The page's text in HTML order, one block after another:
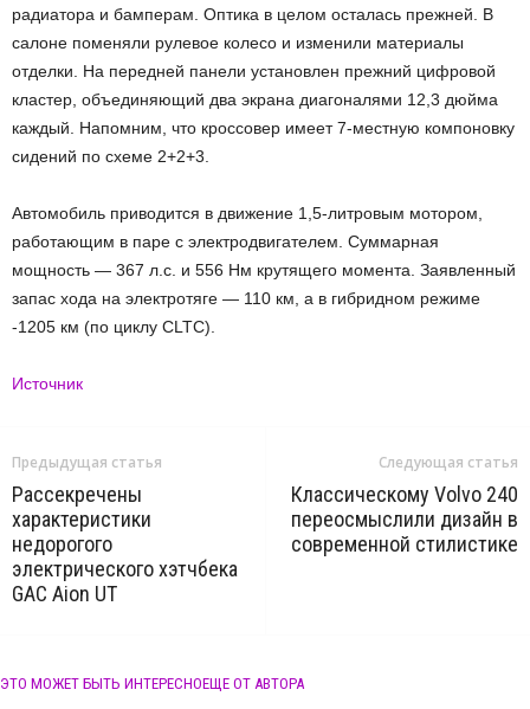
радиатора и бамперам. Оптика в целом осталась прежней. В
салоне поменяли рулевое колесо и изменили материалы
отделки. На передней панели установлен прежний цифровой
кластер, объединяющий два экрана диагоналями 12,3 дюйма
каждый. Напомним, что кроссовер имеет 7-местную компоновку
сидений по схеме 2+2+3.
Автомобиль приводится в движение 1,5-литровым мотором,
работающим в паре с электродвигателем. Суммарная
мощность — 367 л.с. и 556 Нм крутящего момента. Заявленный
запас хода на электротяге — 110 км, а в гибридном режиме
-1205 км (по циклу CLTC).
Источник
Предыдущая статья
Рассекречены
характеристики
недорогого
электрического хэтчбека
GAC Aion UT
Следующая статья
Классическому Volvo 240
переосмыслили дизайн в
современной стилистике
ЭТО МОЖЕТ БЫТЬ ИНТЕРЕСНОЕЩЕ ОТ АВТОРА